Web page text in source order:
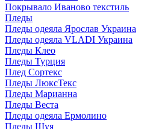
Покрывало Иваново текстиль
Пледы
Пледы одеяла Ярослав Украина
Пледы одеяла VLADI Украина
Пледы Клео
Пледы Турция
Плед Сортекс
Пледы ЛюксТекс
Пледы Марианна
Пледы Веста
Пледы одеяла Ермолино
Пледы Шуя